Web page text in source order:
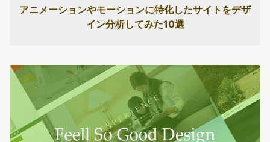
アニメーションやモーションに特化したサイトをデザ
イン分析してみた10選